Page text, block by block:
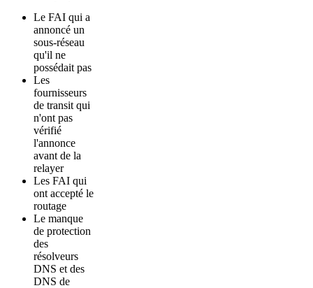
Le FAI qui a
annoncé un
sous-réseau
qu'il ne
possédait pas
Les
fournisseurs
de transit qui
n'ont pas
vérifié
l'annonce
avant de la
relayer
Les FAI qui
ont accepté le
routage
Le manque
de protection
des
résolveurs
DNS et des
DNS de